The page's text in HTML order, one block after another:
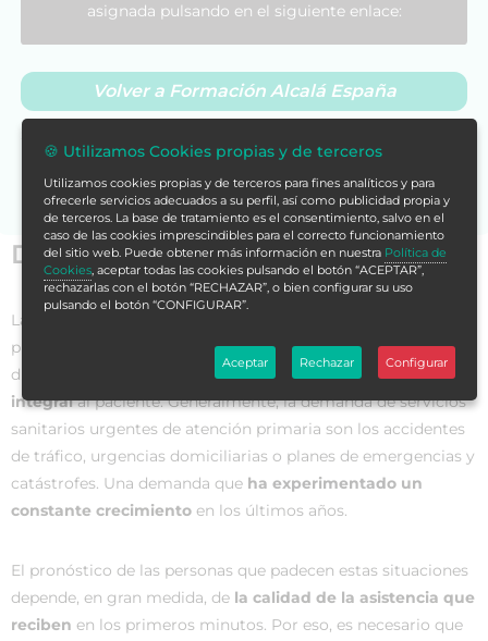
Datos generales
La
primaria está desarrollada por profesionales de diferentes
disciplinas que trabajan para eldiagnóstico y tratamiento
integralal paciente. Generalmente, la demanda de servicios
sanitarios urgentes de atención primaria son los accidentes
de tráfico, urgencias domiciliarias o planes de emergencias y
catástrofes. Una demanda que ha experimentado un
constante crecimiento en los últimos años.
El pronóstico de las personas que padecen estas situaciones
depende, en gran medida, de la calidad de la asistencia que
reciben en los primeros minutos. Por eso, es necesario que
asignada pulsando en el siguiente enlace:
Volver a Formación Alcalá España
para asesorarte.
🍪 Utilizamos Cookies propias y de terceros
Utilizamos cookies propias y de terceros para fines analíticos y para
ofrecerle servicios adecuados a su perfil, así como publicidad propia y
de terceros. La base de tratamiento es el consentimiento, salvo en el
caso de las cookies imprescindibles para el correcto funcionamiento
del sitio web. Puede obtener más información en nuestra Política de
Cookies, aceptar todas las cookies pulsando el botón “ACEPTAR”,
rechazarlas con el botón “RECHAZAR”, o bien configurar su uso
pulsando el botón “CONFIGURAR”.
Aceptar Rechazar Configurar